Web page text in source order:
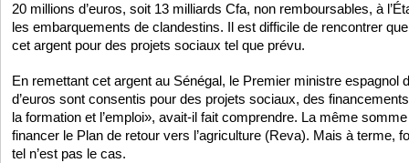
20 millions d’euros, soit 13 milliards Cfa, non remboursables, à
les embarquements de clandestins. Il est difficile de rencontrer
cet argent pour des projets sociaux tel que prévu.
En remettant cet argent au Sénégal, le Premier ministre espagnol
d’euros sont consentis pour des projets sociaux, des
la formation et l’emploi», avait-il fait comprendre. La même
financer le Plan de retour vers l’agriculture (Reva). Mais à terme,
tel n’est pas le cas.